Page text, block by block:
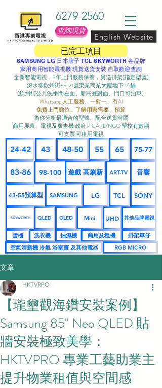
已完工項目
6279-2560
查詢現貨
English Website
SAMSUNG LG 日本牌子 TCL SKYWORTH 各品牌
家用商用智能電視機 現貨送貨安裝 自取歡迎查詢
全新智能電視，3年上門服務保養，另送掛架(指定型號)
深水埗欽州街65-71號榮業商業大廈地下2A舖
(欽州街公共洗手間左面、新高登對面、門口可泊車) ​
Whatsapp 人工服務、一對一、冇AI
免費上門睇位、了解用家需要、預算
為你分析最適合的型號、配合送貨時間
商用屏幕、電視及廣告機 政府 P CARD NGO 學校有數期
可支票 可租用電視
24-42 43 48-50 55 65 75-77
83-86 98-100 遊戲 高刷新 ART-TV 音響
43-55預算型 SAMSUNG LG TCL SONY
SKYWORTH QLED OLED Mini UHD 其他品牌電視
雪櫃 洗衣機 抽濕機 商用及租機
掛架車仔
空氣清新機 冷氣 浴室寶 及其他電器
RGB MICRO
文章
【瓏壐觀海鑽安裝案例】
Samsung 85" Neo QLED 貼
牆安裝極致美學：
HKTVPRO 專業工藝助業主
提升物業租值與空間感
HKTVRPO